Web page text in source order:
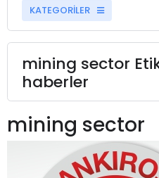
KATEGORİLER
mining sector
haberler
mining sector